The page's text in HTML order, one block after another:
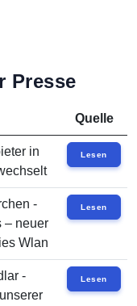
Presse
Quelle
in
Lesen
-
– neuer
Wlan
Lesen
-
Lesen